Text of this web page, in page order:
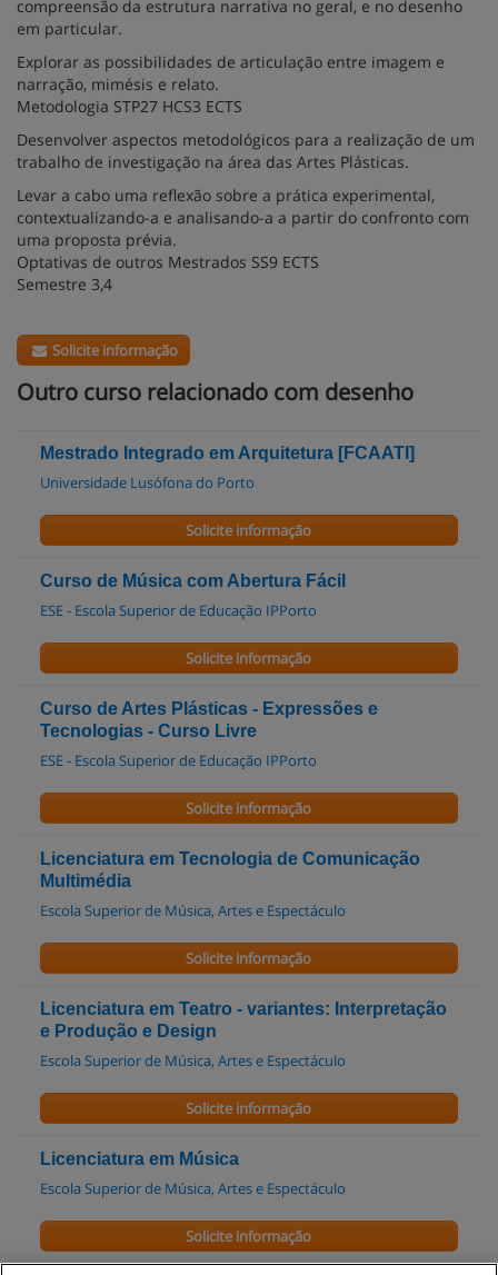
compreensão da estrutura narrativa no geral, e no desenho
em particular.
Explorar as possibilidades de articulação entre imagem e
narração, mimésis e relato.
Metodologia STP27 HCS3 ECTS
Desenvolver aspectos metodológicos para a realização de um
trabalho de investigação na área das Artes Plásticas.
Levar a cabo uma reflexão sobre a prática experimental,
contextualizando-a e analisando-a a partir do confronto com
uma proposta prévia.
Optativas de outros Mestrados SS9 ECTS
Semestre 3,4
Solicite informação
Outro curso relacionado com desenho
Mestrado Integrado em Arquitetura [FCAATI]
Universidade Lusófona do Porto
Solicite informação
Curso de Música com Abertura Fácil
ESE - Escola Superior de Educação IPPorto
Solicite informação
Curso de Artes Plásticas - Expressões e
Tecnologias - Curso Livre
ESE - Escola Superior de Educação IPPorto
Solicite informação
Licenciatura em Tecnologia de Comunicação
Multimédia
Escola Superior de Música, Artes e Espectáculo
Solicite informação
Licenciatura em Teatro - variantes: Interpretação
e Produção e Design
Escola Superior de Música, Artes e Espectáculo
Solicite informação
Licenciatura em Música
Escola Superior de Música, Artes e Espectáculo
Solicite informação